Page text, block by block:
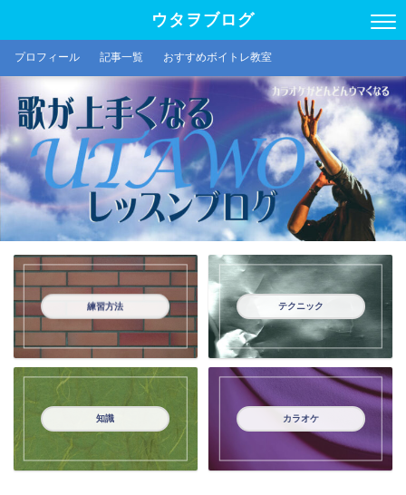
ウタヲブログ
プロフィール 記事一覧 おすすめボイトレ教室
練習方法 テクニック
知識 カラオケ